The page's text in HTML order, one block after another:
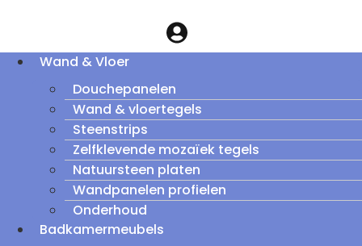
Wand & Vloer
Douchepanelen
Wand & vloertegels
Steenstrips
Zelfklevende mozaïek tegels
Natuursteen platen
Wandpanelen profielen
Onderhoud
Badkamermeubels